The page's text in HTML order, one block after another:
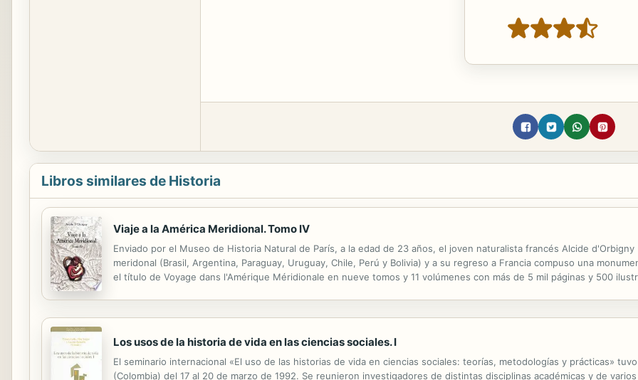
Libros similares de Historia
Viaje a la América Meridional. Tomo IV
Enviado por el Museo de Historia Natural de París, a la edad de 23 años, el joven naturalista francés Alcide
meridonal (Brasil, Argentina, Paraguay, Uruguay, Chile, Perú y Bolivia) y a su regreso a Francia compuso una
el título de Voyage dans l'Amérique Méridionale en nueve tomos y 11 volúmenes con más de 5 mil páginas y 500
Los usos de la historia de vida en las ciencias sociales. I
El seminario internacional «El uso de las historias de vida en ciencias sociales: teorías, metodologías y prácticas»
(Colombia) del 17 al 20 de marzo de 1992. Se reunieron investigadores de distintas disciplinas académicas y de